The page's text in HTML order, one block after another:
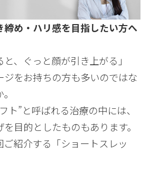
め・ハリ感を目指したい方へ
と、ぐっと顔が引き上がる」
ジをお持ちの方も多いのではな
ト”と呼ばれる治療の中には、
目的としたものもあります。
ご紹介する「ショートスレッ